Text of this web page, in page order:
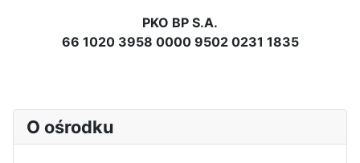
PKO BP S.A.
66 1020 3958 0000 9502 0231 1835
O ośrodku